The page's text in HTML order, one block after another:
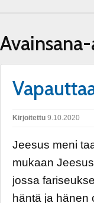
Kirjoitettu 9.10.2020
Jeesus meni
mukaan
jossa
häntä ja hänen